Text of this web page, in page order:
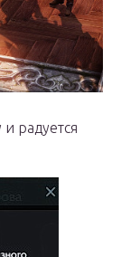
радуется